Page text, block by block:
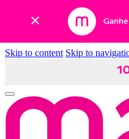
Skip to content Skip to